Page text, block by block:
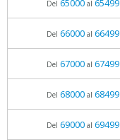
Del 65000al 65499
Del 66000al 66499
Del 67000al 67499
Del 68000al 68499
Del 69000al 69499